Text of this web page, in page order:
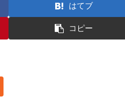
はてブ
コピー